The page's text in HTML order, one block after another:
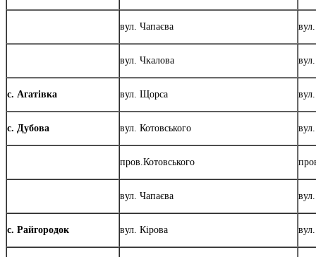
вул. Чапаєва
вул. Чкалова
с. Агатівка вул. Щорса
с. Дубова вул. Котовського
пров.Котовського
вул. Чапаєва
с. Райгородок вул. Кірова